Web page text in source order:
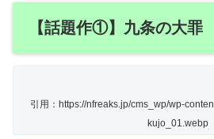
【話題作①】九条の大罪
引用：https://nfreaks.jp/cms_wp/wp-
kujo_01.webp